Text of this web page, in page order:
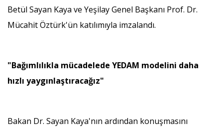
Betül Sayan Kaya ve Yeşilay Genel Başkanı Prof. Dr.
Mücahit Öztürk'ün katılımıyla imzalandı.
"Bağımlılıkla mücadelede YEDAM modelini daha
hızlı yaygınlaştıracağız"
Bakan Dr. Sayan Kaya'nın ardından konuşmasını